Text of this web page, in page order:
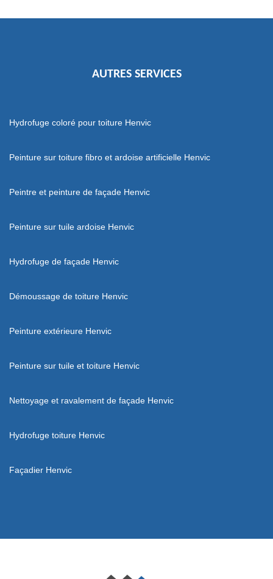
AUTRES SERVICES
Hydrofuge coloré pour toiture Henvic
Peinture sur toiture fibro et ardoise artificielle Henvic
Peintre et peinture de façade Henvic
Peinture sur tuile ardoise Henvic
Hydrofuge de façade Henvic
Démoussage de toiture Henvic
Peinture extérieure Henvic
Peinture sur tuile et toiture Henvic
Nettoyage et ravalement de façade Henvic
Hydrofuge toiture Henvic
Façadier Henvic